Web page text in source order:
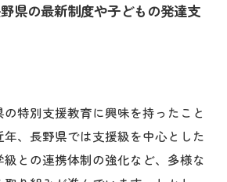
県の最新制度や子どもの発達支
特別支援教育に興味を持ったこと
、長野県では支援級を中心とした
との連携体制の強化など、多様な